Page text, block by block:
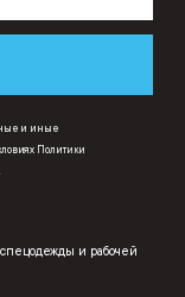
и иные
Политики
.
и рабочей